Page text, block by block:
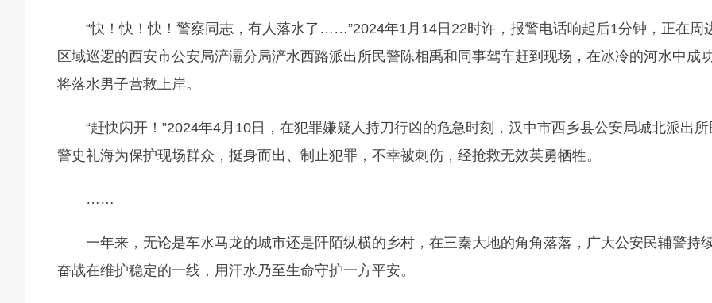
“快！快！快！警察同志，有人落水了……”2024年1月14日22时许，报警电话响起后1分钟，正在周
区域巡逻的西安市公安局浐灞分局浐水西路派出所民警陈相禹和同事驾车赶到现场，在冰冷的河水中成
将落水男子营救上岸。
“赶快闪开！”2024年4月10日，在犯罪嫌疑人持刀行凶的危急时刻，汉中市西乡县公安局城北派出所
警史礼海为保护现场群众，挺身而出、制止犯罪，不幸被刺伤，经抢救无效英勇牺牲。
……
一年来，无论是车水马龙的城市还是阡陌纵横的乡村，在三秦大地的角角落落，广大公安民辅警持
奋战在维护稳定的一线，用汗水乃至生命守护一方平安。